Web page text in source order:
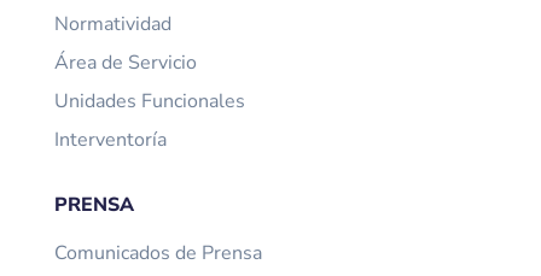
Normatividad
Área de Servicio
Unidades Funcionales
Interventoría
PRENSA
Comunicados de Prensa